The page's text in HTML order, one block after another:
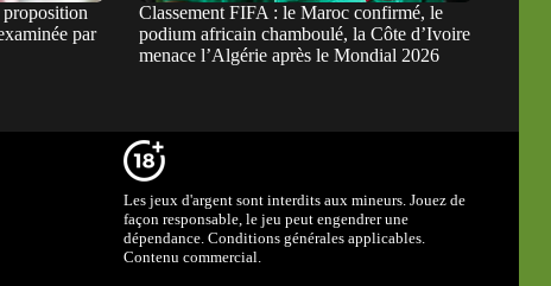
par
Classement FIFA : le Maroc confirmé, le
podium africain chamboulé, la Côte d’Ivoire
menace l’Algérie après le Mondial 2026
Les jeux d'argent sont interdits aux mineurs. Jouez de
façon responsable, le jeu peut engendrer une
dépendance. Conditions générales applicables.
Contenu commercial.